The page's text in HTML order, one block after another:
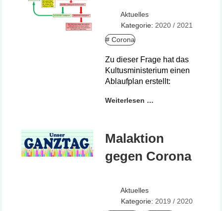
Aktuelles
Kategorie: 2020 / 2021
# Corona
Zu dieser Frage hat das
Kultusministerium einen
Ablaufplan erstellt:
Weiterlesen …
Malaktion
gegen Corona
Aktuelles
Kategorie: 2019 / 2020